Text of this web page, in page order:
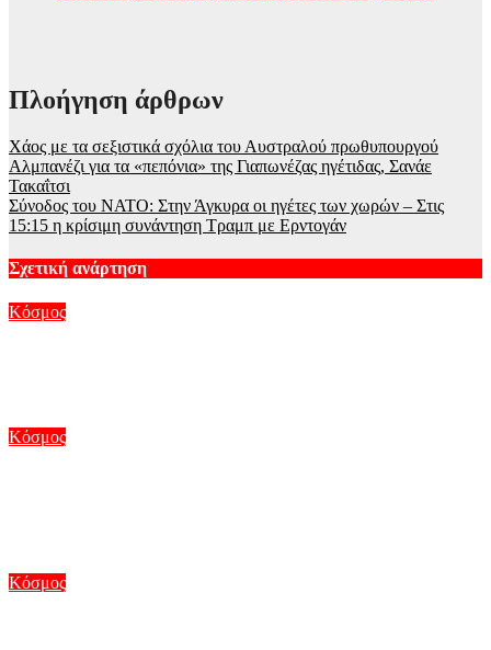
Πλοήγηση άρθρων
Χάος με τα σεξιστικά σχόλια του Αυστραλού πρωθυπουργού
Αλμπανέζι για τα «πεπόνια» της Γιαπωνέζας ηγέτιδας, Σανάε
Τακαΐτσι
Σύνοδος του NATO: Στην Άγκυρα οι ηγέτες των χωρών – Στις
15:15 η κρίσιμη συνάντηση Τραμπ με Ερντογάν
Σχετική ανάρτηση
Κόσμος
Κόσμος
Κόσμος